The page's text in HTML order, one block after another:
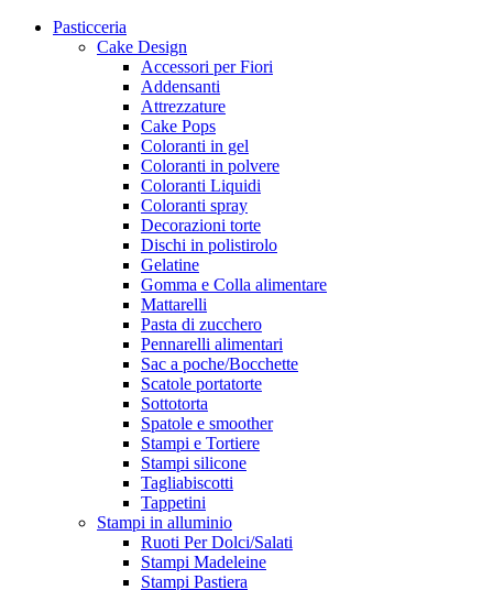
Pasticceria
Cake Design
Accessori per Fiori
Addensanti
Attrezzature
Cake Pops
Coloranti in gel
Coloranti in polvere
Coloranti Liquidi
Coloranti spray
Decorazioni torte
Dischi in polistirolo
Gelatine
Gomma e Colla alimentare
Mattarelli
Pasta di zucchero
Pennarelli alimentari
Sac a poche/Bocchette
Scatole portatorte
Sottotorta
Spatole e smoother
Stampi e Tortiere
Stampi silicone
Tagliabiscotti
Tappetini
Stampi in alluminio
Ruoti Per Dolci/Salati
Stampi Madeleine
Stampi Pastiera